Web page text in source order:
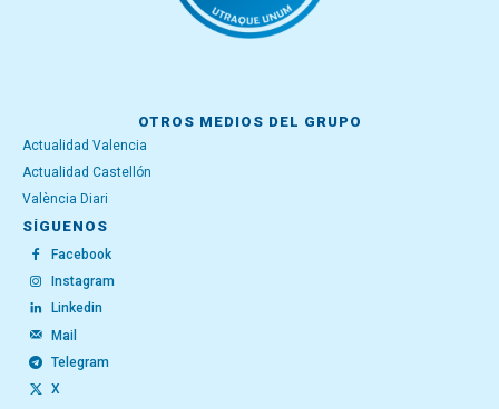
OTROS MEDIOS DEL GRUPO
Actualidad Valencia
Actualidad Castellón
València Diari
SÍGUENOS
Facebook
Instagram
Linkedin
Mail
Telegram
X